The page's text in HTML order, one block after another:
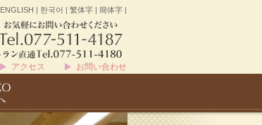
ENGLISH | 한국어 | 繁体字 | 簡体字 |
アクセス お問い合わせ